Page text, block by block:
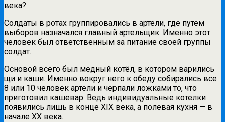
века?
Солдаты в ротах группировались в артели, где путём
выборов назначался главный артельщик. Именно этот
человек был ответственным за питание своей группы
солдат.
Основой всего был медный котёл, в котором варились
щи и каши. Именно вокруг него к обеду собирались все
8 или 10 человек артели и черпали ложками то, что
приготовил кашевар. Ведь индивидуальные котелки
появились лишь в конце XIX века, а полевая кухня — в
начале XX века.